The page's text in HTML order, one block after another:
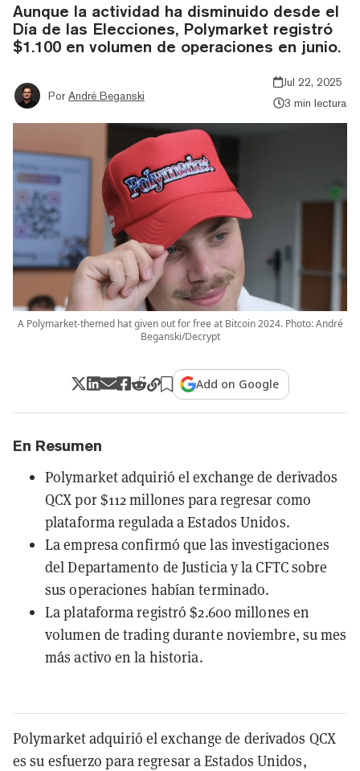
Aunque la actividad ha disminuido desde el
Día de las Elecciones, Polymarket registró
$1.100 en volumen de operaciones en junio.
Por André Beganski
Jul 22, 2025
3 min lectura
A Polymarket-themed hat given out for free at Bitcoin 2024. Photo: André
Beganski/Decrypt
Add on Google
En Resumen
Polymarket adquirió el exchange de derivados
QCX por $112 millones para regresar como
plataforma regulada a Estados Unidos.
La empresa confirmó que las investigaciones
del Departamento de Justicia y la CFTC sobre
sus operaciones habían terminado.
La plataforma registró $2.600 millones en
volumen de trading durante noviembre, su mes
más activo en la historia.
Polymarket adquirió el exchange de derivados QCX
es su esfuerzo para regresar a Estados Unidos,